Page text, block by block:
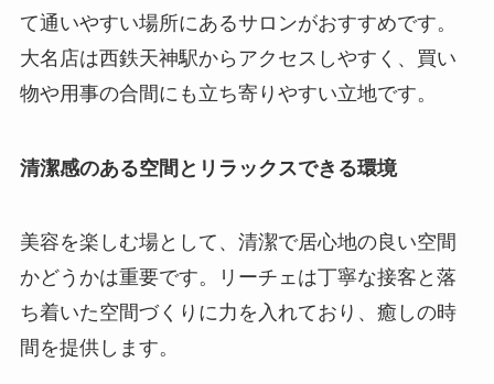
て通いやすい場所にあるサロンがおすすめです。
大名店は西鉄天神駅からアクセスしやすく、買い
物や用事の合間にも立ち寄りやすい立地です。
清潔感のある空間とリラックスできる環境
美容を楽しむ場として、清潔で居心地の良い空間
かどうかは重要です。リーチェは丁寧な接客と落
ち着いた空間づくりに力を入れており、癒しの時
間を提供します。